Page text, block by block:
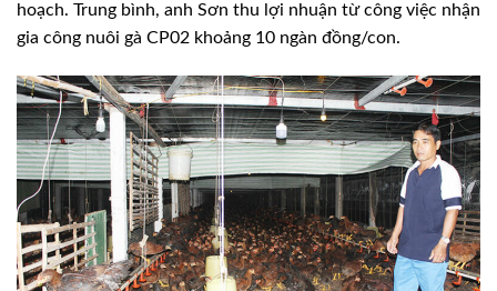
hoạch. Trung bình, anh Sơn thu lợi nhuận từ công việc nhận
gia công nuôi gà CP02 khoảng 10 ngàn đồng/con.